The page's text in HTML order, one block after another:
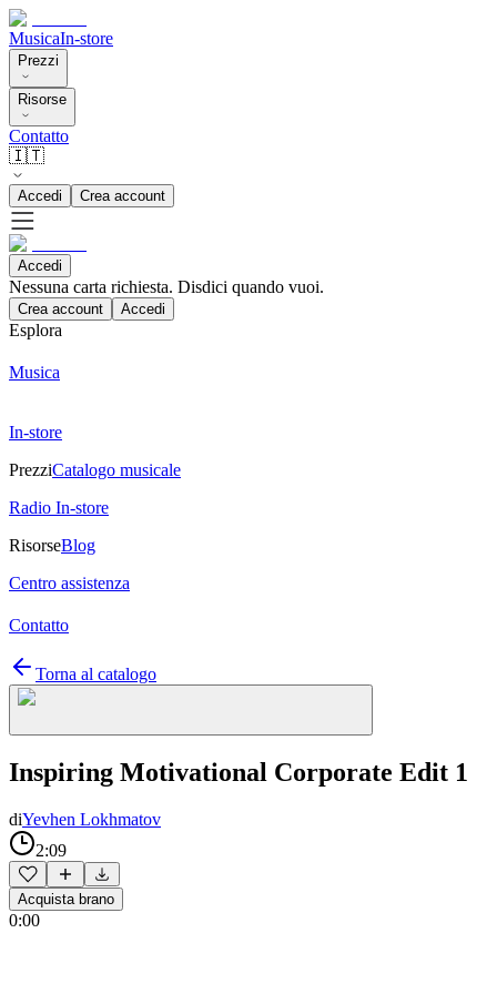
MusicaIn-store
Prezzi
Risorse
Contatto
🇮🇹
Accedi Crea account
Accedi
Nessuna carta richiesta. Disdici quando vuoi.
Crea account Accedi
Esplora
Musica
In-store
PrezziCatalogo musicale
Radio In-store
RisorseBlog
Centro assistenza
Contatto
Torna al catalogo
Inspiring Motivational Corporate Edit 1
diYevhen Lokhmatov
2:09
Acquista brano
0:00